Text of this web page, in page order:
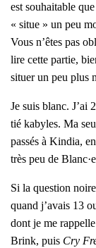
est sou­hai­table
« situe » un peu
Vous n’êtes pas
lire cette par­tie,
situer un peu plus
Je suis blanc. J’ai
tié kabyles. Ma
pas­sés à Kin­dia,
très peu de
Si la ques­tion
quand j’a­vais 13
dont je me
Brink, puis Cry